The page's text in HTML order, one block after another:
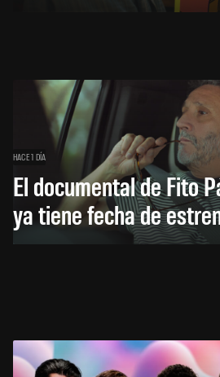
HACE 1 DÍA
El documental de Fito
ya tiene fecha de